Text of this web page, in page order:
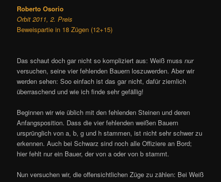
Roberto Osorio
Orbit 2011, 2. Preis
Beweispartie in 18 Zügen (12+15)
Das schaut doch gar nicht so kompliziert aus: Weiß mussnur
versuchen, seine vier fehlenden Bauern loszuwerden. Aber wir
werden sehen: Soo einfach ist das gar nicht, dafür ziemlich
überraschend und wie ich finde sehr gefällig!
Beginnen wir wie üblich mit den fehlenden Steinen und deren
Anfangsposition. Dass die vier fehlenden weißen Bauern
ursprünglich von a, b, g und h stammen, ist nicht sehr schwer zu
erkennen. Auch bei Schwarz sind noch alle Offiziere an Bord;
hier fehlt nur ein Bauer, der von a oder von b stammt.
Nun versuchen wir, die offensichtlichen Züge zu zählen: Bei Weiß